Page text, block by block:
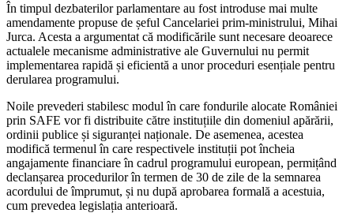
În timpul dezbaterilor parlamentare au fost introduse mai multe
amendamente propuse de șeful Cancelariei prim-ministrului, Mihai
Jurca. Acesta a argumentat că modificările sunt necesare deoarece
actualele mecanisme administrative ale Guvernului nu permit
implementarea rapidă și eficientă a unor proceduri esențiale pentru
derularea programului.
Noile prevederi stabilesc modul în care fondurile alocate României
prin SAFE vor fi distribuite către instituțiile din domeniul apărării,
ordinii publice și siguranței naționale. De asemenea, acestea
modifică termenul în care respectivele instituții pot încheia
angajamente financiare în cadrul programului european, permițând
declanșarea procedurilor în termen de 30 de zile de la semnarea
acordului de împrumut, și nu după aprobarea formală a acestuia,
cum prevedea legislația anterioară.